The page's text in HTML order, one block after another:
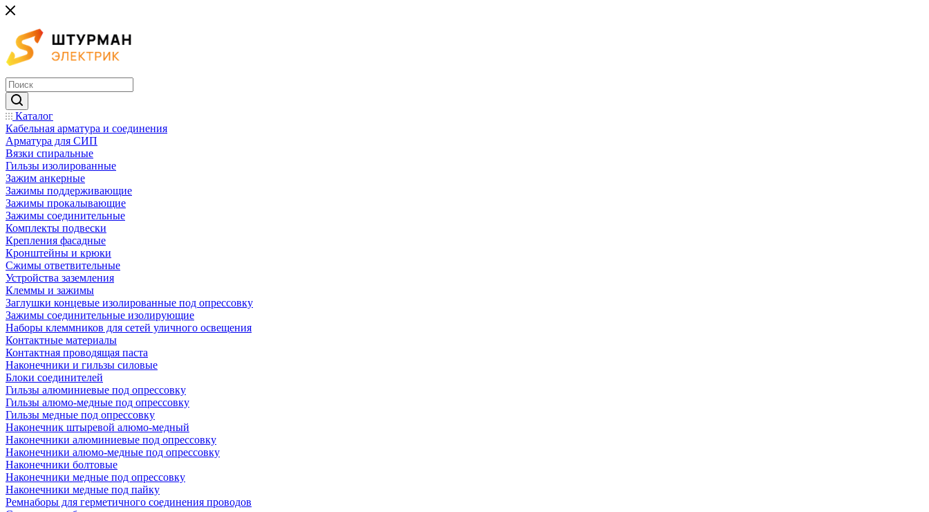
Каталог
Кабельная арматура и соединения
Арматура для СИП
Вязки спиральные
Гильзы изолированные
Зажим анкерные
Зажимы поддерживающие
Зажимы прокалывающие
Зажимы соединительные
Комплекты подвески
Крепления фасадные
Кронштейны и крюки
Сжимы ответвительные
Устройства заземления
Клеммы и зажимы
Заглушки концевые изолированные под опрессовку
Зажимы соединительные изолирующие
Наборы клеммников для сетей уличного освещения
Контактные материалы
Контактная проводящая паста
Наконечники и гильзы силовые
Блоки соединителей
Гильзы алюминиевые под опрессовку
Гильзы алюмо-медные под опрессовку
Гильзы медные под опрессовку
Наконечник штыревой алюмо-медный
Наконечники алюминиевые под опрессовку
Наконечники алюмо-медные под опрессовку
Наконечники болтовые
Наконечники медные под опрессовку
Наконечники медные под пайку
Ремнаборы для герметичного соединения проводов